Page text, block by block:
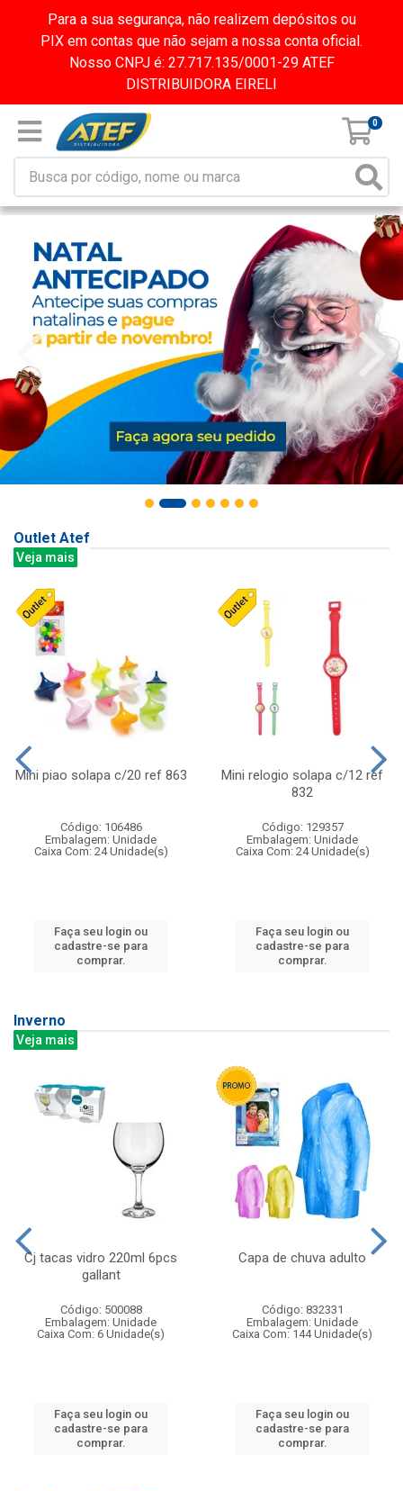
Para a sua segurança, não realizem depósitos ou
PIX em contas que não sejam a nossa conta oficial.
Nosso CNPJ é: 27.717.135/0001-29 ATEF
DISTRIBUIDORA EIRELI
0
Outlet Atef
Veja mais
Mini piao solapa c/20 ref 863
Código: 106486
Embalagem: Unidade
Caixa Com: 24 Unidade(s)
Faça seu login ou
cadastre-se para
comprar.
Mini relogio solapa c/12 ref
832
Código: 129357
Embalagem: Unidade
Caixa Com: 24 Unidade(s)
Faça seu login ou
cadastre-se para
comprar.
Inverno
Veja mais
Cj tacas vidro 220ml 6pcs
gallant
Código: 500088
Embalagem: Unidade
Caixa Com: 6 Unidade(s)
Faça seu login ou
cadastre-se para
comprar.
Capa de chuva adulto
Código: 832331
Embalagem: Unidade
Caixa Com: 144 Unidade(s)
Faça seu login ou
cadastre-se para
comprar.